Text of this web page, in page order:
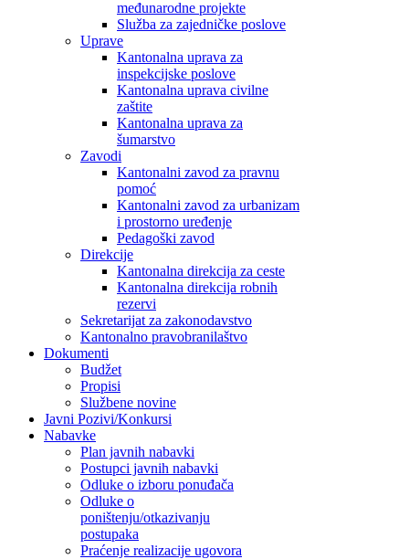
međunarodne projekte
Služba za zajedničke poslove
Uprave
Kantonalna uprava za
inspekcijske poslove
Kantonalna uprava civilne
zaštite
Kantonalna uprava za
šumarstvo
Zavodi
Kantonalni zavod za pravnu
pomoć
Kantonalni zavod za urbanizam
i prostorno uređenje
Pedagoški zavod
Direkcije
Kantonalna direkcija za ceste
Kantonalna direkcija robnih
rezervi
Sekretarijat za zakonodavstvo
Kantonalno pravobranilaštvo
Dokumenti
Budžet
Propisi
Službene novine
Javni Pozivi/Konkursi
Nabavke
Plan javnih nabavki
Postupci javnih nabavki
Odluke o izboru ponuđača
Odluke o
poništenju/otkazivanju
postupaka
Praćenje realizacije ugovora